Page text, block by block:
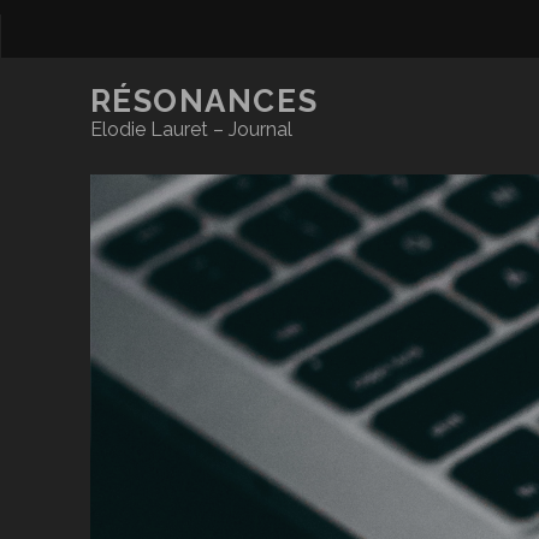
RÉSONANCES
Elodie Lauret – Journal